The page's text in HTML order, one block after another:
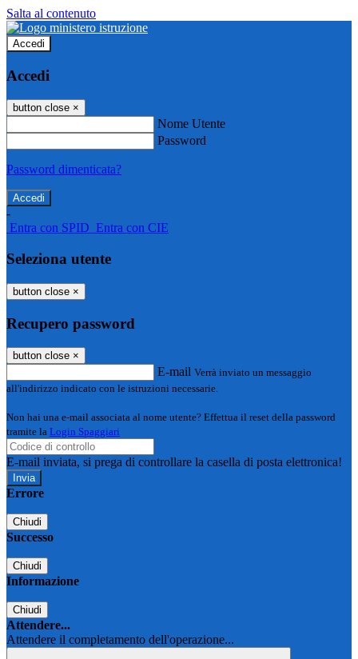
Salta al contenuto
Accedi
Accedi
button close ×
Nome Utente
Password
Password dimenticata?
-
Entra con SPID Entra con CIE
Seleziona utente
button close ×
Recupero password
button close ×
E-mail Verrà inviato un messaggio
all'indirizzo indicato con le istruzioni necessarie.
Non hai una e-mail associata al nome utente? Effettua il reset della password
tramite la Login Spaggiari
E-mail inviata, si prega di controllare la casella di posta elettronica!
Errore
Chiudi
Successo
Chiudi
Informazione
Chiudi
Attendere...
Attendere il completamento dell'operazione...